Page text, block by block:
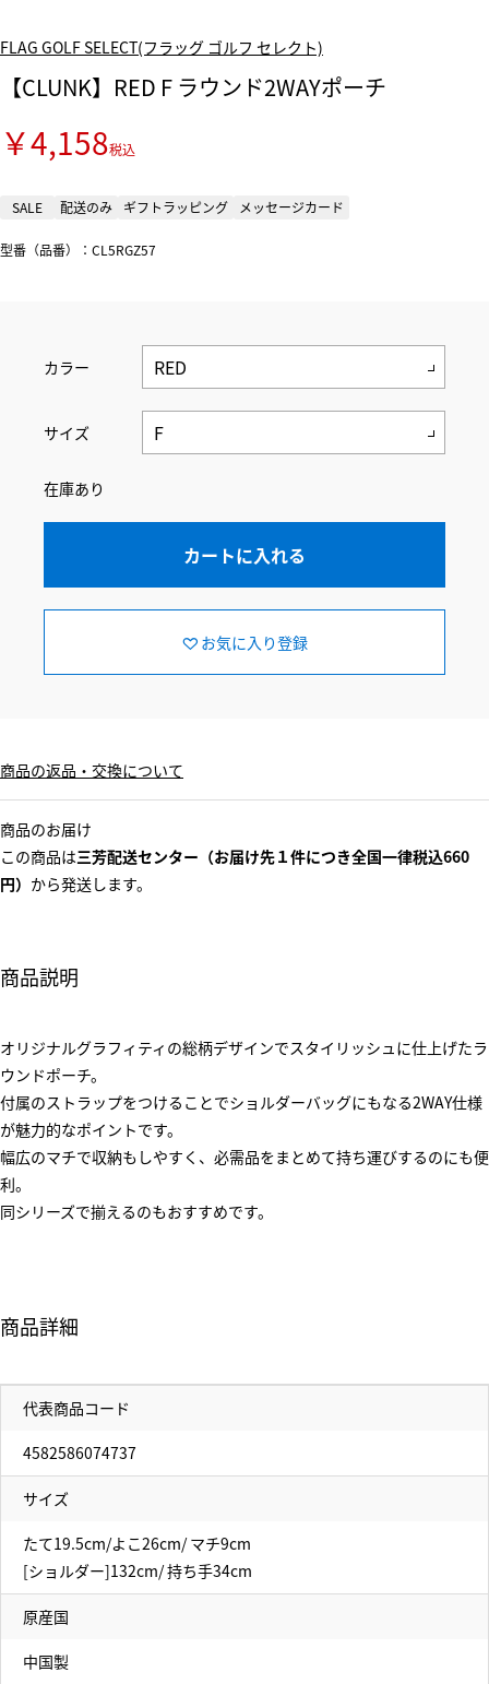
FLAG GOLF SELECT(フラッグ ゴルフ セレクト)
【CLUNK】RED F ラウンド2WAYポーチ
￥4,158税込
SALE 配送のみ ギフトラッピング メッセージカード
型番（品番）：CL5RGZ57
カラー
サイズ
在庫あり
カートに入れる
お気に入り登録
商品の返品・交換について
商品のお届け
この商品は三芳配送センター（お届け先１件につき全国一律税込660
円） から発送します。
商品説明
オリジナルグラフィティの総柄デザインでスタイリッシュに仕上げたラ
ウンドポーチ。
付属のストラップをつけることでショルダーバッグにもなる2WAY仕様
が魅力的なポイントです。
幅広のマチで収納もしやすく、必需品をまとめて持ち運びするのにも便
利。
同シリーズで揃えるのもおすすめです。
商品詳細
代表商品コード
4582586074737
サイズ
たて19.5cm/よこ26cm/ マチ9cm
[ショルダー]132cm/ 持ち手34cm
原産国
中国製